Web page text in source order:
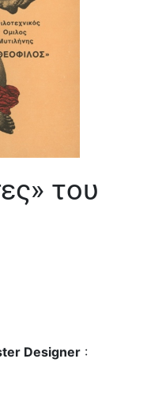
του
Designer :